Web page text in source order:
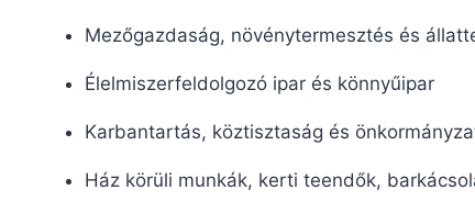
Mezőgazdaság, növénytermesztés és
Élelmiszerfeldolgozó ipar és könnyűipar
Karbantartás, köztisztaság és
Ház körüli munkák, kerti teendők,